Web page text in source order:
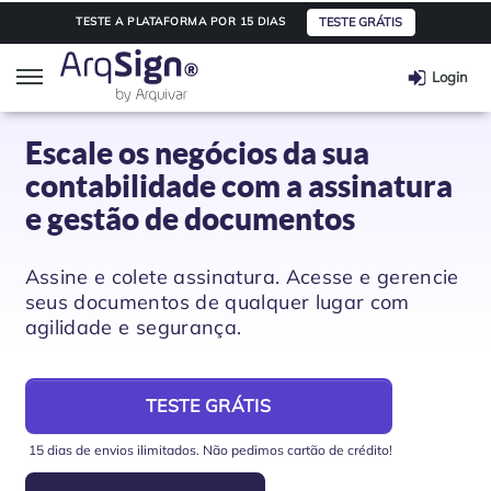
TESTE A PLATAFORMA POR 15 DIAS TESTE GRÁTIS
ArqSign
Soluções
Assinatura digital
Integração de API
Automação e Workflow
Segmentos
Saúde
Transporte e Logística
Educação
Planos e Preços
Integre seu software
Informações
Login
Escale os negócios da sua
contabilidade com a assinatura
e gestão de documentos
Assine e colete assinatura. Acesse e gerencie
seus documentos de qualquer lugar com
agilidade e segurança.
TESTE GRÁTIS
15 dias de envios ilimitados. Não pedimos cartão de crédito!